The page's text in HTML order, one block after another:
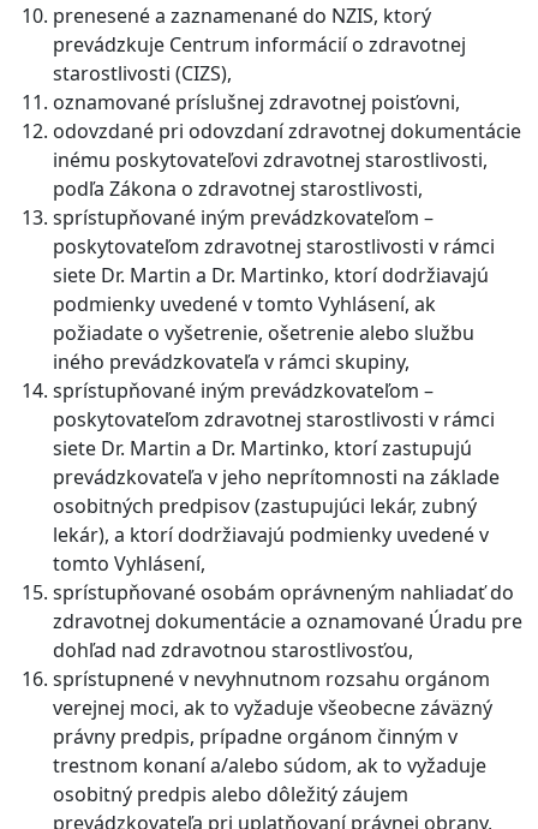
prenesené a zaznamenané do NZIS, ktorý
prevádzkuje Centrum informácií o zdravotnej
starostlivosti (CIZS),
oznamované príslušnej zdravotnej poisťovni,
odovzdané pri odovzdaní zdravotnej dokumentácie
inému poskytovateľovi zdravotnej starostlivosti,
podľa Zákona o zdravotnej starostlivosti,
sprístupňované iným prevádzkovateľom –
poskytovateľom zdravotnej starostlivosti v rámci
siete Dr. Martin a Dr. Martinko, ktorí dodržiavajú
podmienky uvedené v tomto Vyhlásení, ak
požiadate o vyšetrenie, ošetrenie alebo službu
iného prevádzkovateľa v rámci skupiny,
sprístupňované iným prevádzkovateľom –
poskytovateľom zdravotnej starostlivosti v rámci
siete Dr. Martin a Dr. Martinko, ktorí zastupujú
prevádzkovateľa v jeho neprítomnosti na základe
osobitných predpisov (zastupujúci lekár, zubný
lekár), a ktorí dodržiavajú podmienky uvedené v
tomto Vyhlásení,
sprístupňované osobám oprávneným nahliadať do
zdravotnej dokumentácie a oznamované Úradu pre
dohľad nad zdravotnou starostlivosťou,
sprístupnené v nevyhnutnom rozsahu orgánom
verejnej moci, ak to vyžaduje všeobecne záväzný
právny predpis, prípadne orgánom činným v
trestnom konaní a/alebo súdom, ak to vyžaduje
osobitný predpis alebo dôležitý záujem
prevádzkovateľa pri uplatňovaní právnej obrany,